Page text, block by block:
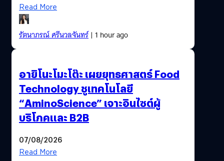
Read More
รัตนาภรณ์ ศรีนวลจันทร์| 1 hour ago
อายิโนะโมะโต๊ะ เผยยุทธศาสตร์ Food
Technology ชูเทคโนโลยี
“AminoScience” เจาะอินไซต์ผู้
บริโภคและ B2B
07/08/2026
Read More